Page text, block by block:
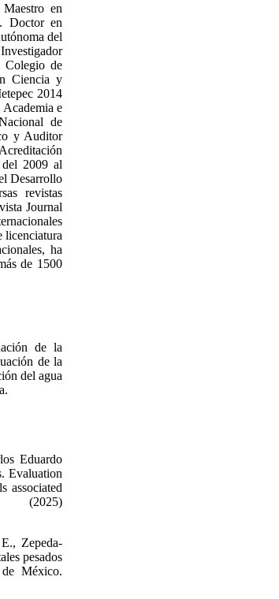
en
Doctor en
del
Colegio de
Ciencia y
2014
e
de
y Auditor
2009 al
Desarrollo
revistas
Journal
licenciatura
ha
de 1500
de la
de la
del agua
Eduardo
Evaluation
associated
Zepeda-
pesados
México.